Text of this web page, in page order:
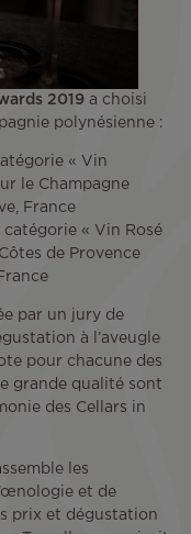
2019 a choisi
polynésienne :
« Vin
le Champagne
France
catégorie « Vin Rosé
de Provence
par un jury de
à l’aveugle
pour chacune des
grande qualité sont
des Cellars in
les
et de
prix et dégustation